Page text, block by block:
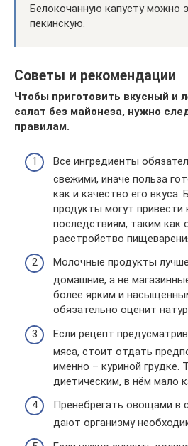
Белокочанную капусту можно
пекинскую.
Советы и рекомендации
Чтобы приготовить вкусный и
салат без майонеза, нужно
правилам.
Все ингредиенты
свежими, иначе польза
как и качество его вкуса.
продукты могут привести
последствиям, таким как
расстройство
Молочные продукты
домашние, а не
более ярким и
обязательно оценит
Если рецепт
мяса, стоит отдать
именно – куриной грудке.
диетическим, в нём мало
Пренебрегать овощами в
дают организму